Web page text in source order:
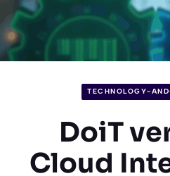
TECHNOLOGY-
DoiT
Cloud